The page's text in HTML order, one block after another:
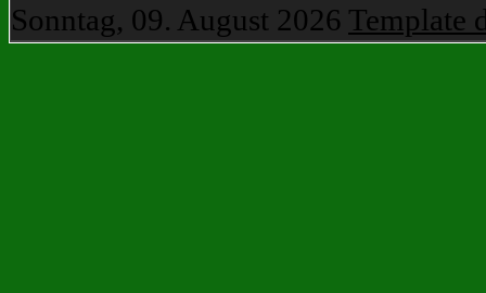
Sonntag, 09. August 2026 Template